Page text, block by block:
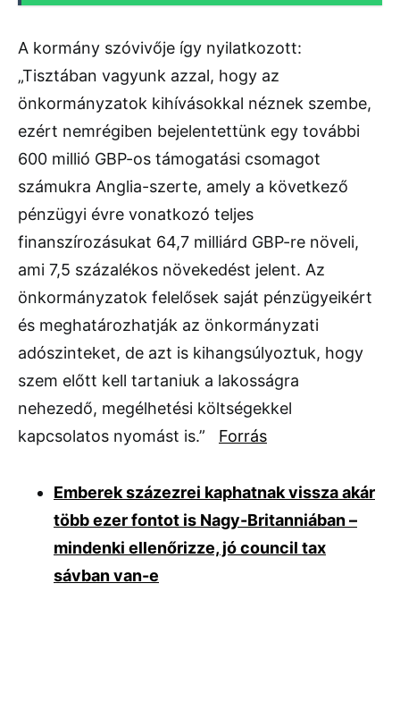
A kormány szóvivője így nyilatkozott:
„Tisztában vagyunk azzal, hogy az
önkormányzatok kihívásokkal néznek szembe,
ezért nemrégiben bejelentettünk egy további
600 millió GBP-os támogatási csomagot
számukra Anglia-szerte, amely a következő
pénzügyi évre vonatkozó teljes
finanszírozásukat 64,7 milliárd GBP-re növeli,
ami 7,5 százalékos növekedést jelent. Az
önkormányzatok felelősek saját pénzügyeikért
és meghatározhatják az önkormányzati
adószinteket, de azt is kihangsúlyoztuk, hogy
szem előtt kell tartaniuk a lakosságra
nehezedő, megélhetési költségekkel
kapcsolatos nyomást is.” Forrás
Emberek százezrei kaphatnak vissza akár
több ezer fontot is Nagy-Britanniában –
mindenki ellenőrizze, jó council tax
sávban van-e